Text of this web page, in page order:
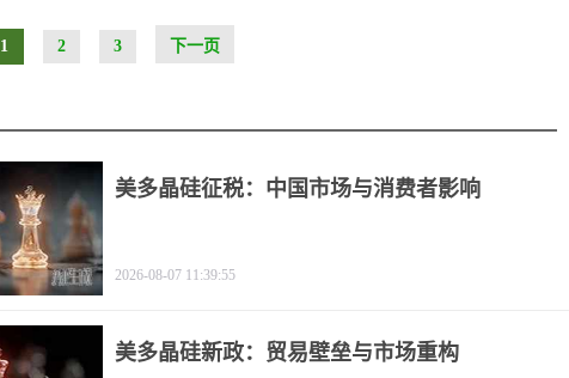
1 2 3 下一页
美多晶硅征税：中国市场与消费者影响
2026-08-07 11:39:55
美多晶硅新政：贸易壁垒与市场重构